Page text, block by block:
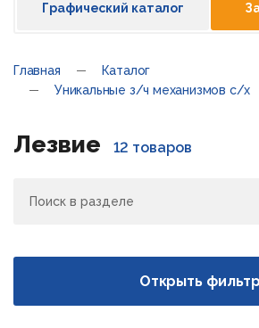
Графический каталог
Главная
Каталог
Уникальные з/ч механизмов с/х
Лезвие 12 товаров
Открыть фильтр